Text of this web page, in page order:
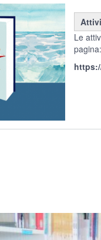
Le
pagina: